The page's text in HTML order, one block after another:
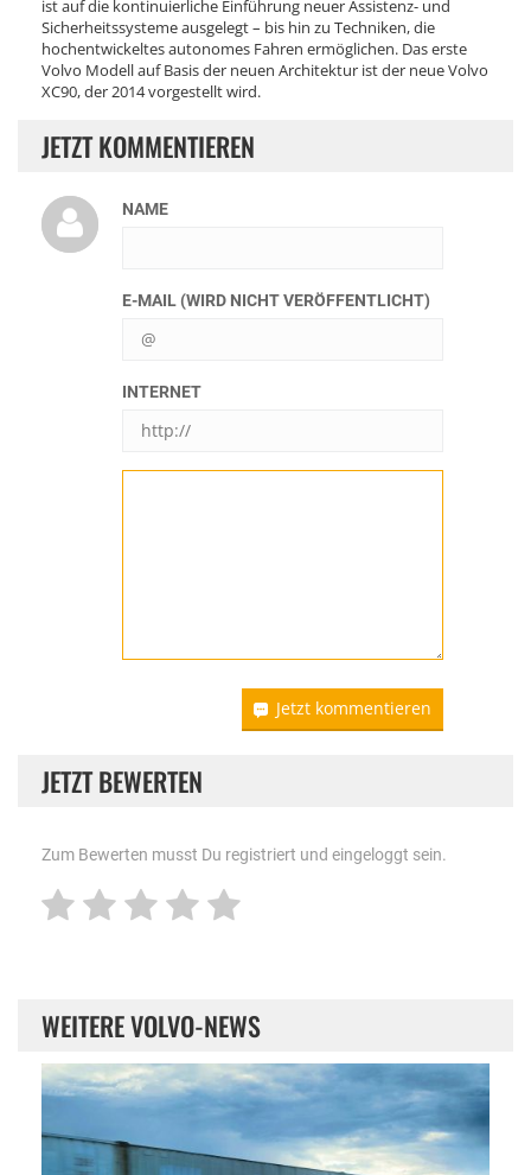
ist auf die kontinuierliche Einführung neuer Assistenz- und
Sicherheitssysteme ausgelegt – bis hin zu Techniken, die
hochentwickeltes autonomes Fahren ermöglichen. Das erste
Volvo Modell auf Basis der neuen Architektur ist der neue Volvo
XC90, der 2014 vorgestellt wird.
JETZT KOMMENTIEREN
NAME
E-MAIL (WIRD NICHT VERÖFFENTLICHT)
INTERNET
Jetzt kommentieren
JETZT BEWERTEN
Zum Bewerten musst Du registriert und eingeloggt sein.
WEITERE VOLVO-NEWS